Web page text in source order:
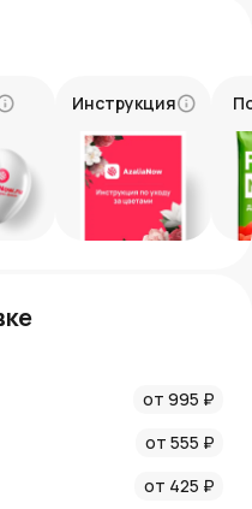
Инструкция
от 995 ₽
от 555 ₽
от 425 ₽